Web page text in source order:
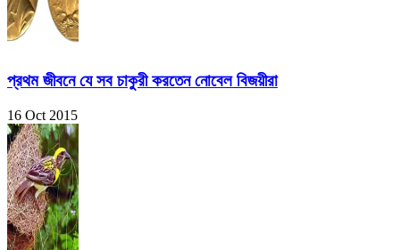
প্রথম জীবনে যে সব চাকুরী করতেন নোবেল বিজয়ীরা
16 Oct 2015